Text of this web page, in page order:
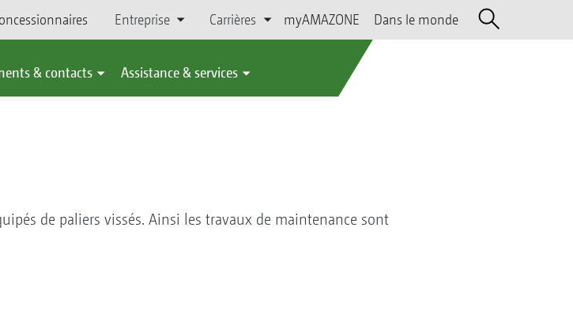
Entreprise Carrières myAMAZONE Dans le monde
& contacts Assistance & services
de paliers vissés. Ainsi les travaux de maintenance sont